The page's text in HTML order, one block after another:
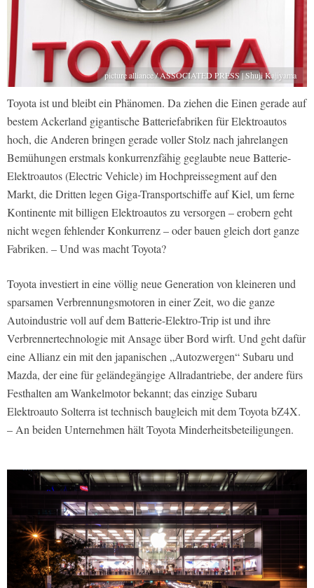
picture alliance / ASSOCIATED PRESS | Shuji Kajiyama
Toyota ist und bleibt ein Phänomen. Da ziehen die Einen gerade auf
bestem Ackerland gigantische Batteriefabriken für Elektroautos
hoch, die Anderen bringen gerade voller Stolz nach jahrelangen
Bemühungen erstmals konkurrenzfähig geglaubte neue Batterie-
Elektroautos (Electric Vehicle) im Hochpreissegment auf den
Markt, die Dritten legen Giga-Transportschiffe auf Kiel, um ferne
Kontinente mit billigen Elektroautos zu versorgen – erobern geht
nicht wegen fehlender Konkurrenz – oder bauen gleich dort ganze
Fabriken. – Und was macht Toyota?
Toyota investiert in eine völlig neue Generation von kleineren und
sparsamen Verbrennungsmotoren in einer Zeit, wo die ganze
Autoindustrie voll auf dem Batterie-Elektro-Trip ist und ihre
Verbrennertechnologie mit Ansage über Bord wirft. Und geht dafür
eine Allianz ein mit den japanischen „Autozwergen“ Subaru und
Mazda, der eine für geländegängige Allradantriebe, der andere fürs
Festhalten am Wankelmotor bekannt; das einzige Subaru
Elektroauto Solterra ist technisch baugleich mit dem Toyota bZ4X.
– An beiden Unternehmen hält Toyota Minderheitsbeteiligungen.